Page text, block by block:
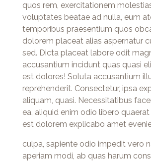
quos rem, exercitationem
voluptates beatae ad nulla, eum
temporibus praesentium quos
dolorem placeat alias aspernatur
sed. Dicta placeat labore odit
accusantium incidunt quas quasi
est dolores! Soluta accusantium
reprehenderit. Consectetur, ipsa
aliquam, quasi. Necessitatibus
ea, aliquid enim odio libero
est dolorem explicabo amet
culpa, sapiente odio impedit vero
aperiam modi, ab quas harum